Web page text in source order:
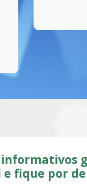
informativos
e fique por